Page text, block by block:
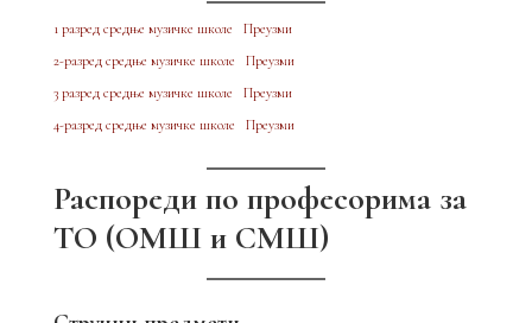
1 разред средње музичке школе
Преузми
2-разред средње музичке школе
Преузми
3 разред средње музичке школе
Преузми
4-разред средње музичке школе
Преузми
Распореди по професорима за
ТО (ОМШ и СМШ)